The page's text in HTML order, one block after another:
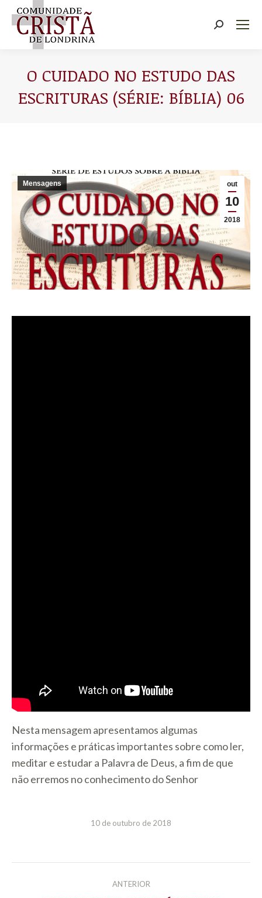
Buscar
O CUIDADO NO ESTUDO DAS
ESCRITURAS (SÉRIE: BÍBLIA) 06
out
10
2018
Mensagens
Nesta mensagem apresentamos algumas
informações e práticas importantes sobre como ler,
meditar e estudar a Palavra de Deus, a fim de que
não erremos no conhecimento do Senhor
10 de outubro de 2018
NAVEGAÇÃO
ANTERIOR